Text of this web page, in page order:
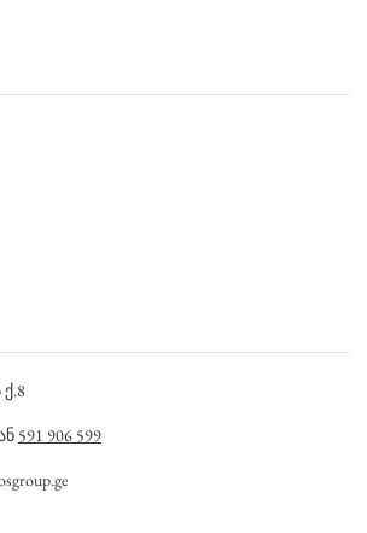
591 906 599